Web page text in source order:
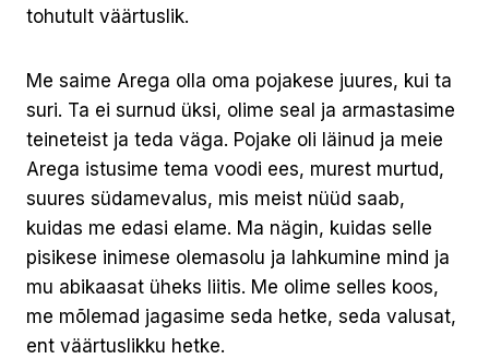
tohutult väärtuslik.
Me saime Arega olla oma pojakese juures, kui ta
suri. Ta ei surnud üksi, olime seal ja armastasime
teineteist ja teda väga. Pojake oli läinud ja meie
Arega istusime tema voodi ees, murest murtud,
suures südamevalus, mis meist nüüd saab,
kuidas me edasi elame. Ma nägin, kuidas selle
pisikese inimese olemasolu ja lahkumine mind ja
mu abikaasat üheks liitis. Me olime selles koos,
me mõlemad jagasime seda hetke, seda valusat,
ent väärtuslikku hetke.